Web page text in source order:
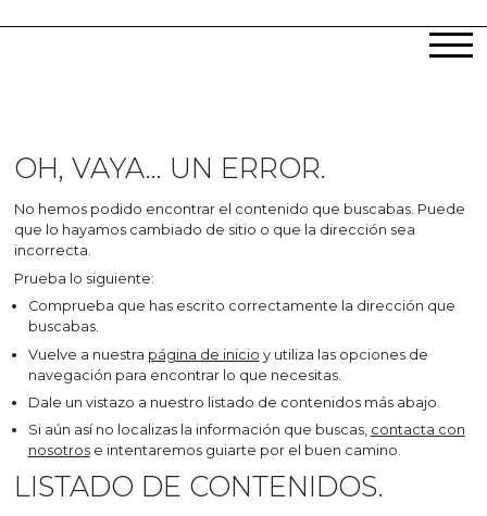
OH, VAYA... UN ERROR.
No hemos podido encontrar el contenido que buscabas. Puede
que lo hayamos cambiado de sitio o que la dirección sea
incorrecta.
Prueba lo siguiente:
Comprueba que has escrito correctamente la dirección que
buscabas.
Vuelve a nuestra página de inicio y utiliza las opciones de
navegación para encontrar lo que necesitas.
Dale un vistazo a nuestro listado de contenidos más abajo.
Si aún así no localizas la información que buscas, contacta con
nosotrose intentaremos guiarte por el buen camino.
LISTADO DE CONTENIDOS.